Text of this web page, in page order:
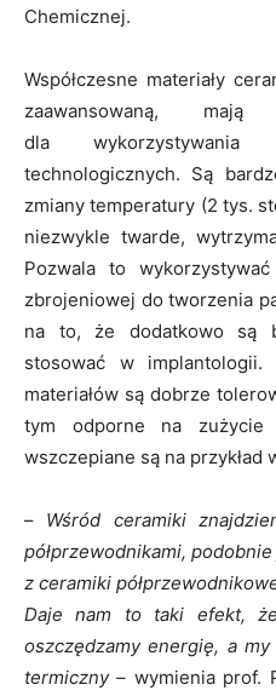
Chemicznej.
Współczesne materiały
zaawansowaną, mają
dla
technologicznych. Są
zmiany temperatury (2 tys.
niezwykle twarde,
Pozwala to
zbrojeniowej do tworzenia
na to, że dodatkowo są
stosować w
materiałów są dobrze
tym odporne na zużycie
wszczepiane są na przykład
– Wśród ceramiki
półprzewodnikami,
z ceramiki
Daje nam to taki efekt,
oszczędzamy energię, a
termiczny – wymienia prof.